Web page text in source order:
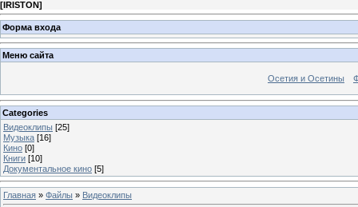
[IRISTON]
Форма входа
Меню сайта
Осетия и Осетины
Categories
Видеоклипы [25]
Музыка [16]
Кино [0]
Книги [10]
Документальное кино [5]
Главная » Файлы » Видеоклипы